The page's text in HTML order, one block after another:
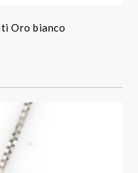
Oro bianco